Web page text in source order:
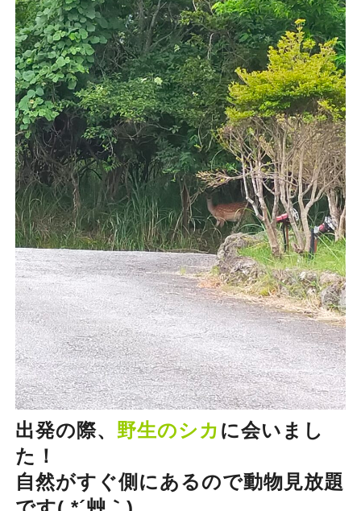
出発の際、 野生のシカ に会いまし
た！
自然がすぐ側にあるので動物見放題